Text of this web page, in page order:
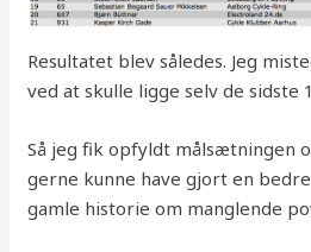
Resultatet blev således. Jeg
ved at skulle ligge selv de sidste
Så jeg fik opfyldt målsætningen
gerne kunne have gjort en
gamle historie om manglende